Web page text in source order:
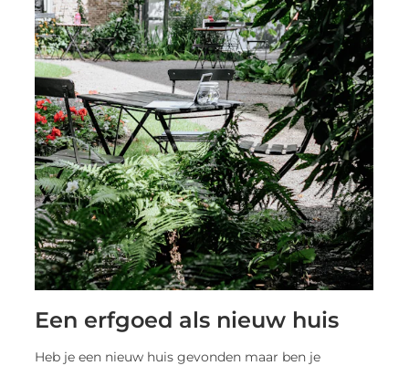
Een erfgoed als nieuw huis
Heb je een nieuw huis gevonden maar ben je